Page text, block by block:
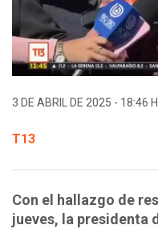
3 DE ABRIL DE 2025 - 18:46
T13
Con el hallazgo de
jueves, la presidenta